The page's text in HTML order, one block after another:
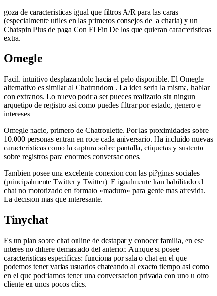
goza de caracteristicas igual que filtros A/R para las caras
(especialmente utiles en las primeros consejos de la charla) y un
Chatspin Plus de paga Con El Fin De los que quieran caracteristicas
extra.
Omegle
Facil, intuitivo desplazandolo hacia el pelo disponible. El Omegle
alternativo es similar al Chatrandom . La idea seri­a la misma, hablar
con extranos. Lo nuevo podri­a ser puedes realizarlo sin ningun
arquetipo de registro asi­ como puedes filtrar por estado, genero e
intereses.
Omegle nacio, primero de Chatroulette. Por las proximidades sobre
10.000 personas entran en roce cada aniversario. Ha incluido nuevas
caracteristicas como la captura sobre pantalla, etiquetas y sustento
sobre registros para enormes conversaciones.
Tambien posee una excelente conexion con las pi?ginas sociales
(principalmente Twitter y Twitter). E igualmente han habilitado el
chat no motorizado en formato «maduro» para gente mas atrevida.
La decision mas que interesante.
Tinychat
Es un plan sobre chat online de destapar y conocer familia, en ese
interes no difiere demasiado del anterior. Aunque si posee
caracteristicas especificas: funciona por sala o chat en el que
podemos tener varias usuarios chateando al exacto tiempo asi­ como
en el que podri­amos tener una conversacion privada con uno u otro
cliente en unos pocos clics.